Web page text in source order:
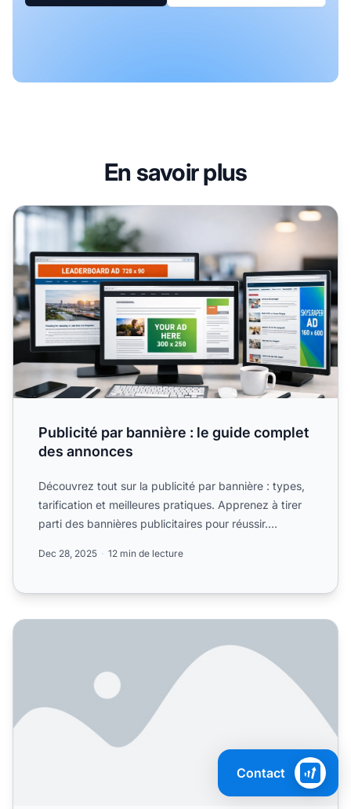
En savoir plus
Publicité par bannière : le guide complet des annonces
Publicité par bannière : le guide complet
des annonces
Découvrez tout sur la publicité par bannière : types,
tarification et meilleures pratiques. Apprenez à tirer
parti des bannières publicitaires pour réussir....
Dec 28, 2025 12 min de lecture
Qu'est-ce qu'une bannièrexa0? Guide complet de la
Contact